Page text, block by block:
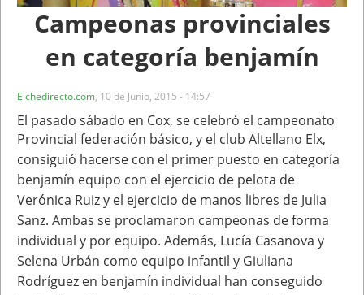
Campeonas provinciales
en categoría benjamín
Elchedirecto.com, 10 de Junio, 2015 - 14:57
El pasado sábado en Cox, se celebró el campeonato
Provincial federación básico, y el club Altellano Elx,
consiguió hacerse con el primer puesto en categoría
benjamín equipo con el ejercicio de pelota de
Verónica Ruiz y el ejercicio de manos libres de Julia
Sanz. Ambas se proclamaron campeonas de forma
individual y por equipo. Además, Lucía Casanova y
Selena Urbán como equipo infantil y Giuliana
Rodríguez en benjamín individual han conseguido